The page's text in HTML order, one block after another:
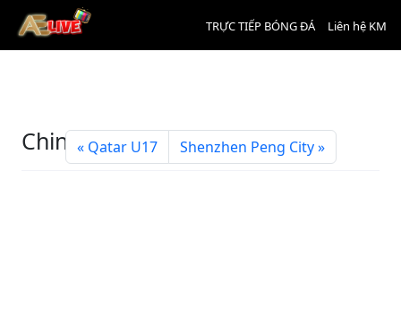
TRỰC TIẾP BÓNG ĐÁ Liên hệ KM
China U17
Qatar U17 Shenzhen Peng City